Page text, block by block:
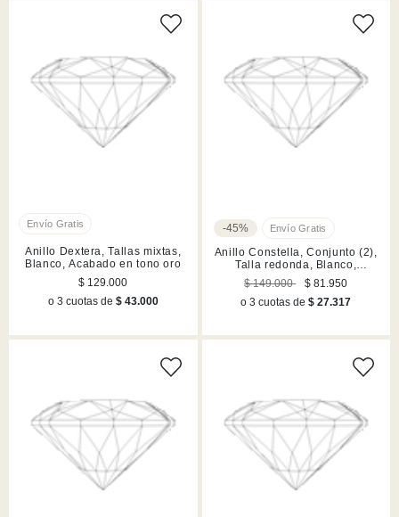
Anillo Dextera, Tallas mixtas,
Blanco, Acabado en tono oro
$ 129.000
o 3 cuotas de $ 43.000
-45%
Anillo Constella, Conjunto (2),
Talla redonda, Blanco,
Acabado en rodio
$ 149.000
$ 81.950
o 3 cuotas de$ 27.317